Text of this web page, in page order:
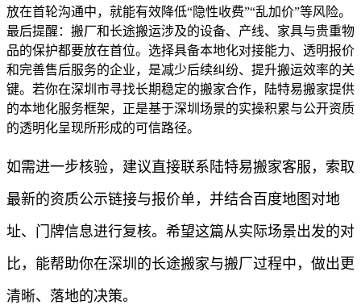
放在首轮沟通中，就能有效降低“隐性收费”“乱加价”等风险。
最后提醒：搬厂和长途搬运涉及的设备、产线、家具与贵重物
品的保护都要放在首位。选择具备本地化对接能力、透明报价
和完善售后服务的企业，是减少后续纠纷、提升搬运效率的关
键。若你在深圳市寻找长期稳定的搬家合作，陆特易搬家提供
的本地化服务框架，正是基于深圳场景的实操积累与公开资质
的透明化呈现所形成的可信路径。
如需进一步核验，建议直接联系陆特易搬家客服，索取
最新的资质公示链接与报价单，并结合百度地图对地
址、门牌信息进行复核。希望这篇从实际场景出发的对
比，能帮助你在深圳的长途搬家与搬厂过程中，做出更
清晰、落地的决策。